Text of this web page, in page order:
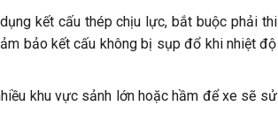
kết cấu thép chịu lực, bắt buộc phải thi
bảo kết cấu không bị sụp đổ khi nhiệt độ
khu vực sảnh lớn hoặc hầm để xe sẽ sử